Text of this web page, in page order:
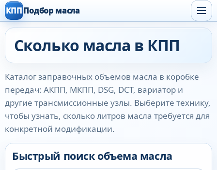
КПППодбор масла
Сколько масла в КПП
Каталог заправочных объемов масла в коробке
передач: АКПП, МКПП, DSG, DCT, вариатор и
другие трансмиссионные узлы. Выберите технику,
чтобы узнать, сколько литров масла требуется для
конкретной модификации.
Быстрый поиск объема масла